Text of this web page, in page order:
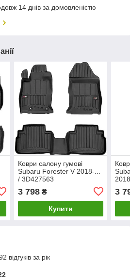
14 днів за домовленістю
Коври салону гумові
Subaru Forester V 2018-...
/ 3D427563
3 798₴
Купити
3
відгуків за рік